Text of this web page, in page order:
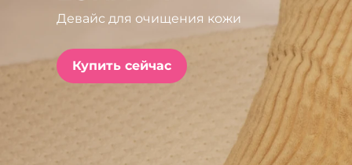
Девайс для очищения кожи
Купить сейчас
issa™ Teeth Whitening Set
FAQ™ Dual LED Panel